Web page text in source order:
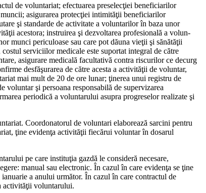
de voluntariat; efectuarea preselec­ţiei beneficiarilor
asigurarea protecţiei intimităţii beneficiari­lor
şi standarde de activitate a volunta­rilor în baza unor
acestora; instruirea şi dezvoltarea profesională a volun­
munci peri­culoase sau care pot dăuna vieţii şi sănătăţii
serviciilor medicale este suportat integral de către
asigu­rare medicală facultativă contra riscurilor ce decurg
desfăşurarea de către acesta a activităţii de voluntar,
mai mult de 20 de ore lunar; ţinerea unui registru de
şi persoa­na responsabilă de supervizarea
peri­odică a voluntarului asupra pro­greselor realizate şi
Co­ordonatorul de voluntari elabo­rează sarcini pentru
ţine evidenţa acti­vităţii fiecărui voluntar în dosarul
pe care instituţia gazdă le consideră necesare,
manual sau electronic. În cazul în care evidenţa se ţine
a anului ur­mător. În cazul în care contractul de
activită­ţii voluntarului.